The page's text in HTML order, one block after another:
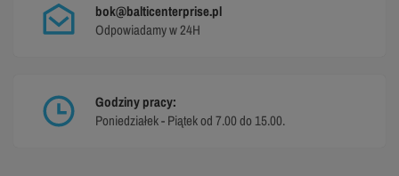
bok@balticenterprise.pl
Odpowiadamy w 24H
Godziny pracy:
Poniedziałek - Piątek od 7.00 do 15.00.